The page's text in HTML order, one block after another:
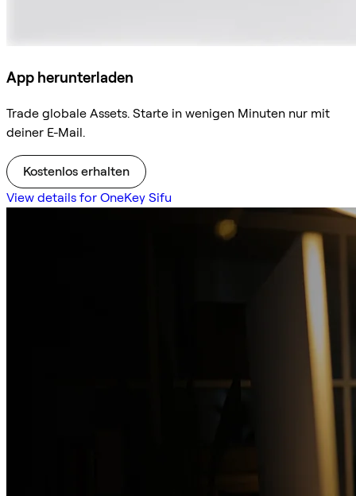
App herunterladen
Trade globale Assets. Starte in wenigen Minuten nur mit
deiner E-Mail.
Kostenlos erhalten
View details for OneKey Sifu